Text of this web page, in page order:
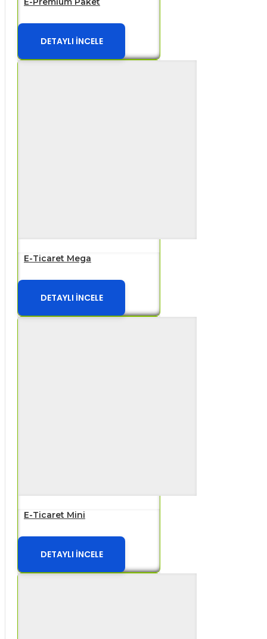
DETAYLI İNCELE
E-Ticaret Mega
DETAYLI İNCELE
E-Ticaret Mini
DETAYLI İNCELE